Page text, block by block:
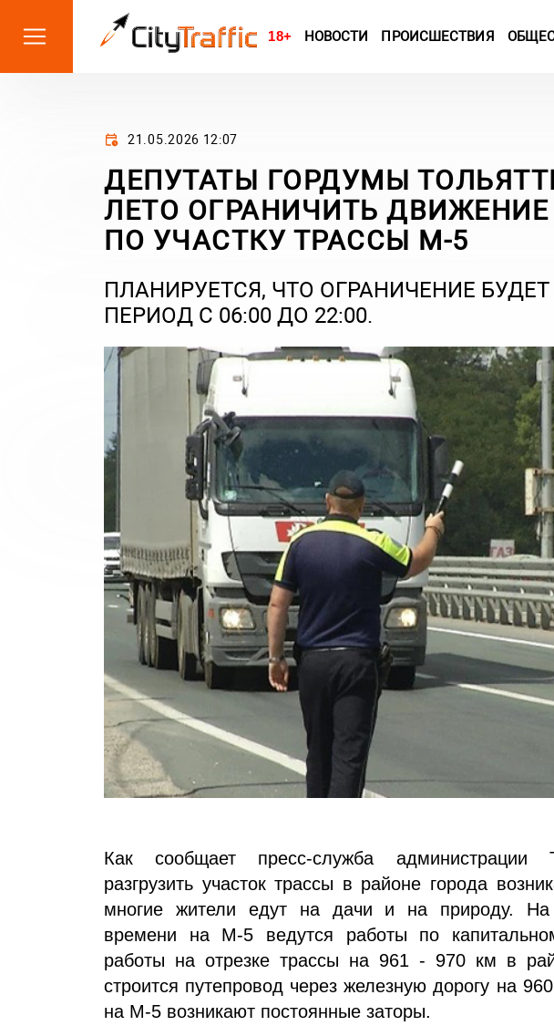
18+ НОВОСТИ ПРОИСШЕСТВИЯ
21.05.2026 12:07
ДЕПУТАТЫ ГОРДУМЫ
ЛЕТО ОГРАНИЧИТЬ
ПО УЧАСТКУ ТРАССЫ М-5
ПЛАНИРУЕТСЯ, ЧТО ОГРАНИЧЕНИЕ
ПЕРИОД С 06:00 ДО 22:00.
Как сообщает пресс-служба администрации
разгрузить участок трассы в районе города
многие жители едут на дачи и на природу. На
времени на М-5 ведутся работы по
работы на отрезке трассы на 961 - 970 км в
строится путепровод через железную дорогу на
на М-5 возникают постоянные заторы.